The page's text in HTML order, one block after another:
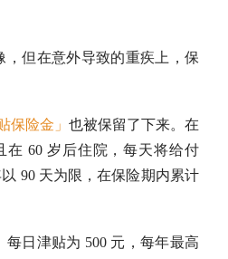
，但在意外导致的重疾上，保
保险金」 也被保留了下来。在
在 60 岁后住院，每天将给付
90 天为限，在保险期内累计
每日津贴为 500 元，每年最高